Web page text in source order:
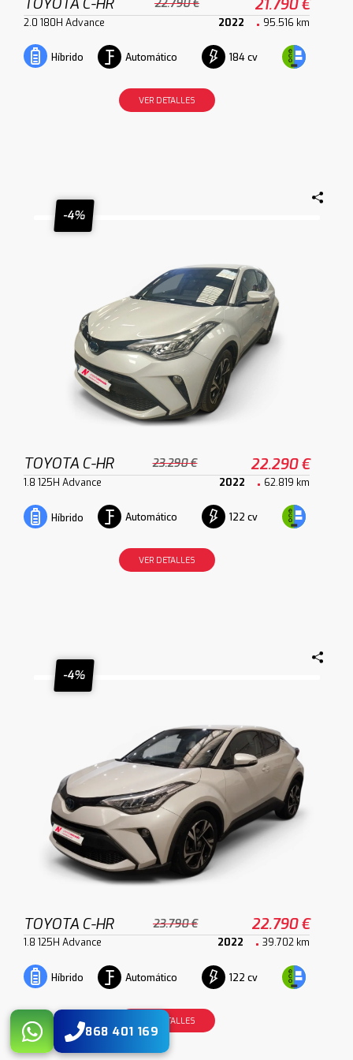
22.790 € 21.790 €
2.0 180H Advance 2022 95.516 km
Híbrido Automático 184 cv
VER DETALLES
-4%
TOYOTA C-HR 23.290 € 22.290 €
1.8 125H Advance 2022 62.819 km
Híbrido Automático 122 cv
VER DETALLES
-4%
TOYOTA C-HR 23.790 € 22.790 €
1.8 125H Advance 2022 39.702 km
Híbrido Automático 122 cv
VER DETALLES
868 401 169